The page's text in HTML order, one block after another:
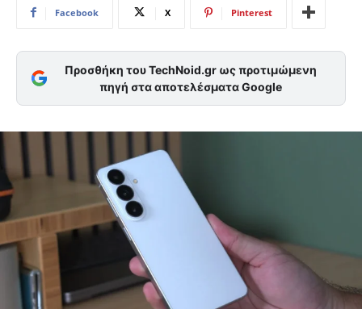
Facebook X Pinterest
Προσθήκη του TechNoid.gr ως προτιμώμενη
πηγή στα αποτελέσματα Google